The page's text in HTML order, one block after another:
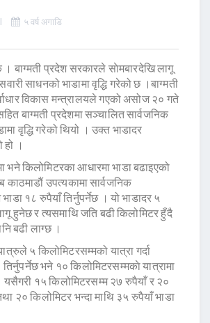
५ वर्ष अगाडि
। बाग्मती प्रदेश सरकारले साेमबारदेखि लागू
साधनको भाडामा वृद्धि गरेको छ ।बाग्मती
विकास मन्त्रालयले गएको असोज २० गते
बाग्मती प्रदेशमा सञ्चालित सार्वजनिक
वृद्धि गरेको थियो । उक्त भाडादर
।
भने किलोमिटरका आधारमा भाडा बढाइएको
उपत्यकामा सार्वजनिक
१८ रुपैयाँ तिर्नुपर्नेछ । यो भाडादर ५
हुनेछ र त्यसमाथि जति बढी किलोमिटर हुँदै
बढी लाग्छ ।
५ किलोमिटरसम्मको यात्रा गर्दा
भने १० किलोमिटरसम्मकाे यात्रामा
१५ किलोमिटरसम्म २७ रुपैयाँ र २०
२० किलोमिटर भन्दा माथि ३५ रुपैयाँ भाडा